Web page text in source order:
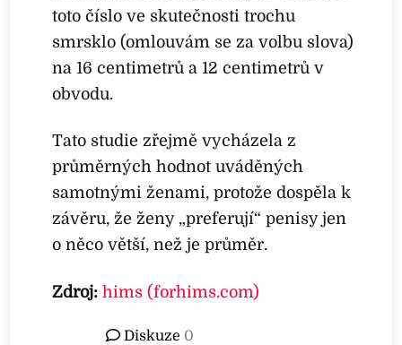
toto číslo ve skutečnosti trochu
smrsklo (omlouvám se za volbu slova)
na 16 centimetrů a 12 centimetrů v
obvodu.
Tato studie zřejmě vycházela z
průměrných hodnot uváděných
samotnými ženami, protože dospěla k
závěru, že ženy „preferují“ penisy jen
o něco větší, než je průměr.
Zdroj: hims (forhims.com)
Diskuze 0